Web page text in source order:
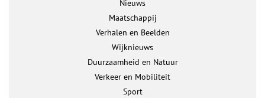
Nieuws
Maatschappij
Verhalen en Beelden
Wijknieuws
Duurzaamheid en Natuur
Verkeer en Mobiliteit
Sport